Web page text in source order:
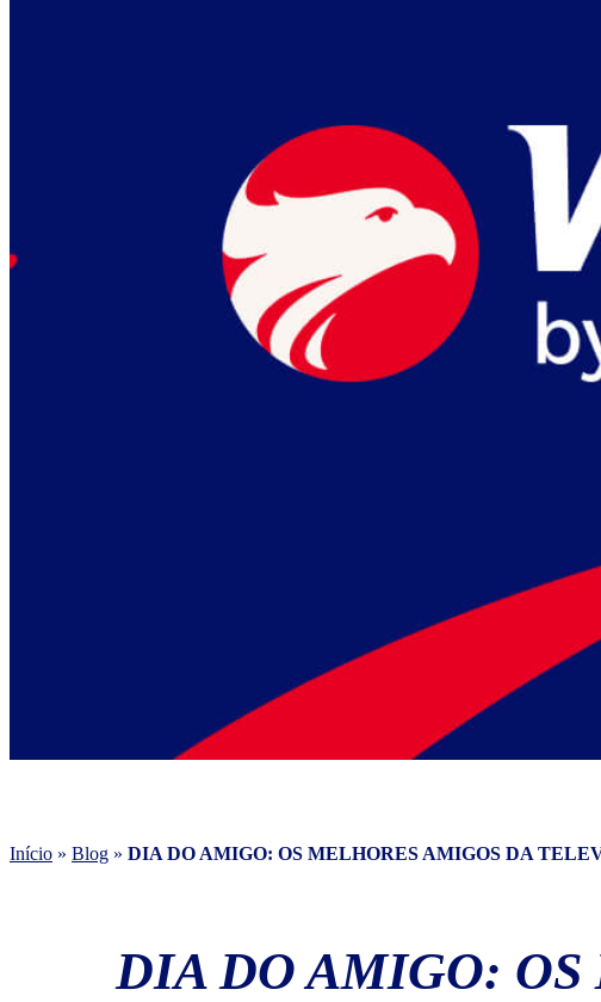
Início » Blog » DIA DO AMIGO: OS MELHORES AMIGOS DA
DIA DO AMIGO: